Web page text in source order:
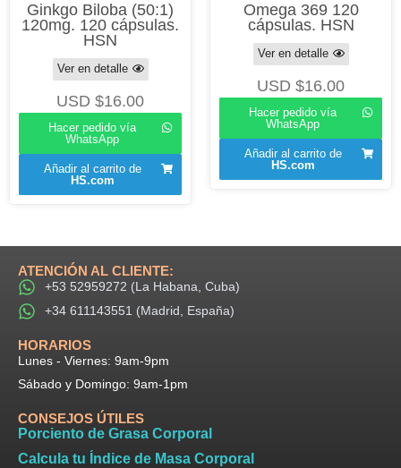
Ginkgo Biloba (50:1)
120mg. 120 cápsulas.
HSN
Ver en detalle
USD $16.00
Hacer pedido vía
WhatsApp
Añadir al carrito de
HS.com
Omega 369 120
cápsulas. HSN
Ver en detalle
USD $16.00
Hacer pedido vía
WhatsApp
Añadir al carrito de
HS.com
ATENCIÓN AL CLIENTE:
+53 52959272 (La Habana, Cuba)
+34 611143551 (Madrid, España)
HORARIOS​
Lunes - Viernes: 9am-9pm​
Sábado y Domingo: 9am-1pm
CONSEJOS ÚTILES
Porciento de Grasa Corporal
Calcula tu Índice de Masa Corporal